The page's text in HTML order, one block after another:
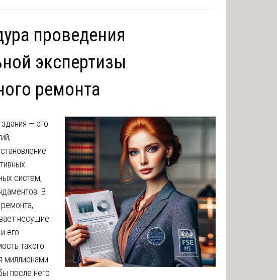
проведения
экспертизы
ремонта
— это
систем,
В
несущие
его
такого
миллионами
после него